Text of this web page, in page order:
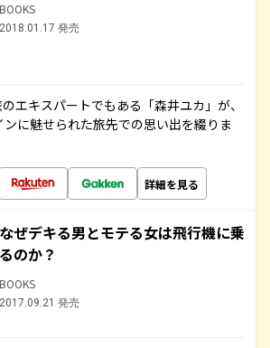
BOOKS
2018.01.17 発売
エキスパートでもある「森井ユカ」が、
に魅せられた旅先での思い出を綴りま
詳細を見る
なぜデキる男とモテる女は飛行機に乗
るのか？
BOOKS
2017.09.21 発売